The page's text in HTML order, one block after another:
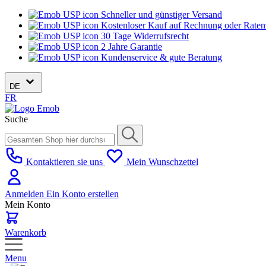
Schneller und günstiger Versand
Kostenloser Kauf auf Rechnung oder
30 Tage Widerrufsrecht
2 Jahre Garantie
Kundenservice & gute Beratung
DE
FR
Suche
Kontaktieren sie uns Mein Wunschzettel
Anmelden Ein Konto erstellen
Mein Konto
Warenkorb
Menu